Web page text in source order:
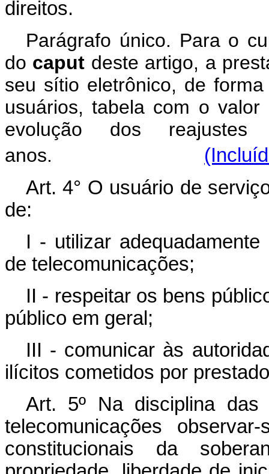
direitos.
Parágrafo único. Para o
do caput deste artigo, a
seu sítio eletrônico, de
usuários, tabela com o
evolução dos
anos.
Art. 4° O usuário de
de:
I - utilizar
de telecomunicações;
II - respeitar os bens
público em geral;
III - comunicar às
ilícitos cometidos por
Art. 5º Na disciplina
telecomunicações
constitucionais da